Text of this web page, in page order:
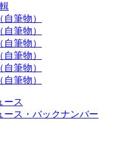
筆物）
筆物）
筆物）
筆物）
筆物）
筆物）
ース
ース・バックナンバー